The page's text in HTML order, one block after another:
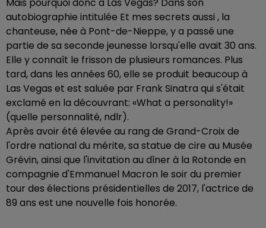
autobiographie intitulée Et mes secrets aussi , la
chanteuse, née à Pont-de-Nieppe, y a passé une
partie de sa seconde jeunesse lorsqu'elle avait 30 ans.
Elle y connaît le frisson de plusieurs romances. Plus
tard, dans les années 60, elle se produit beaucoup à
Las Vegas et est saluée par Frank Sinatra qui s'était
exclamé en la découvrant: «What a personality!»
(quelle personnalité, ndlr).
Après avoir été élevée au rang de Grand-Croix de
l'ordre national du mérite, sa statue de cire au Musée
Grévin, ainsi que l'invitation au dîner à la Rotonde en
compagnie d'Emmanuel Macron le soir du premier
tour des élections présidentielles de 2017, l'actrice de
89 ans est une nouvelle fois honorée.